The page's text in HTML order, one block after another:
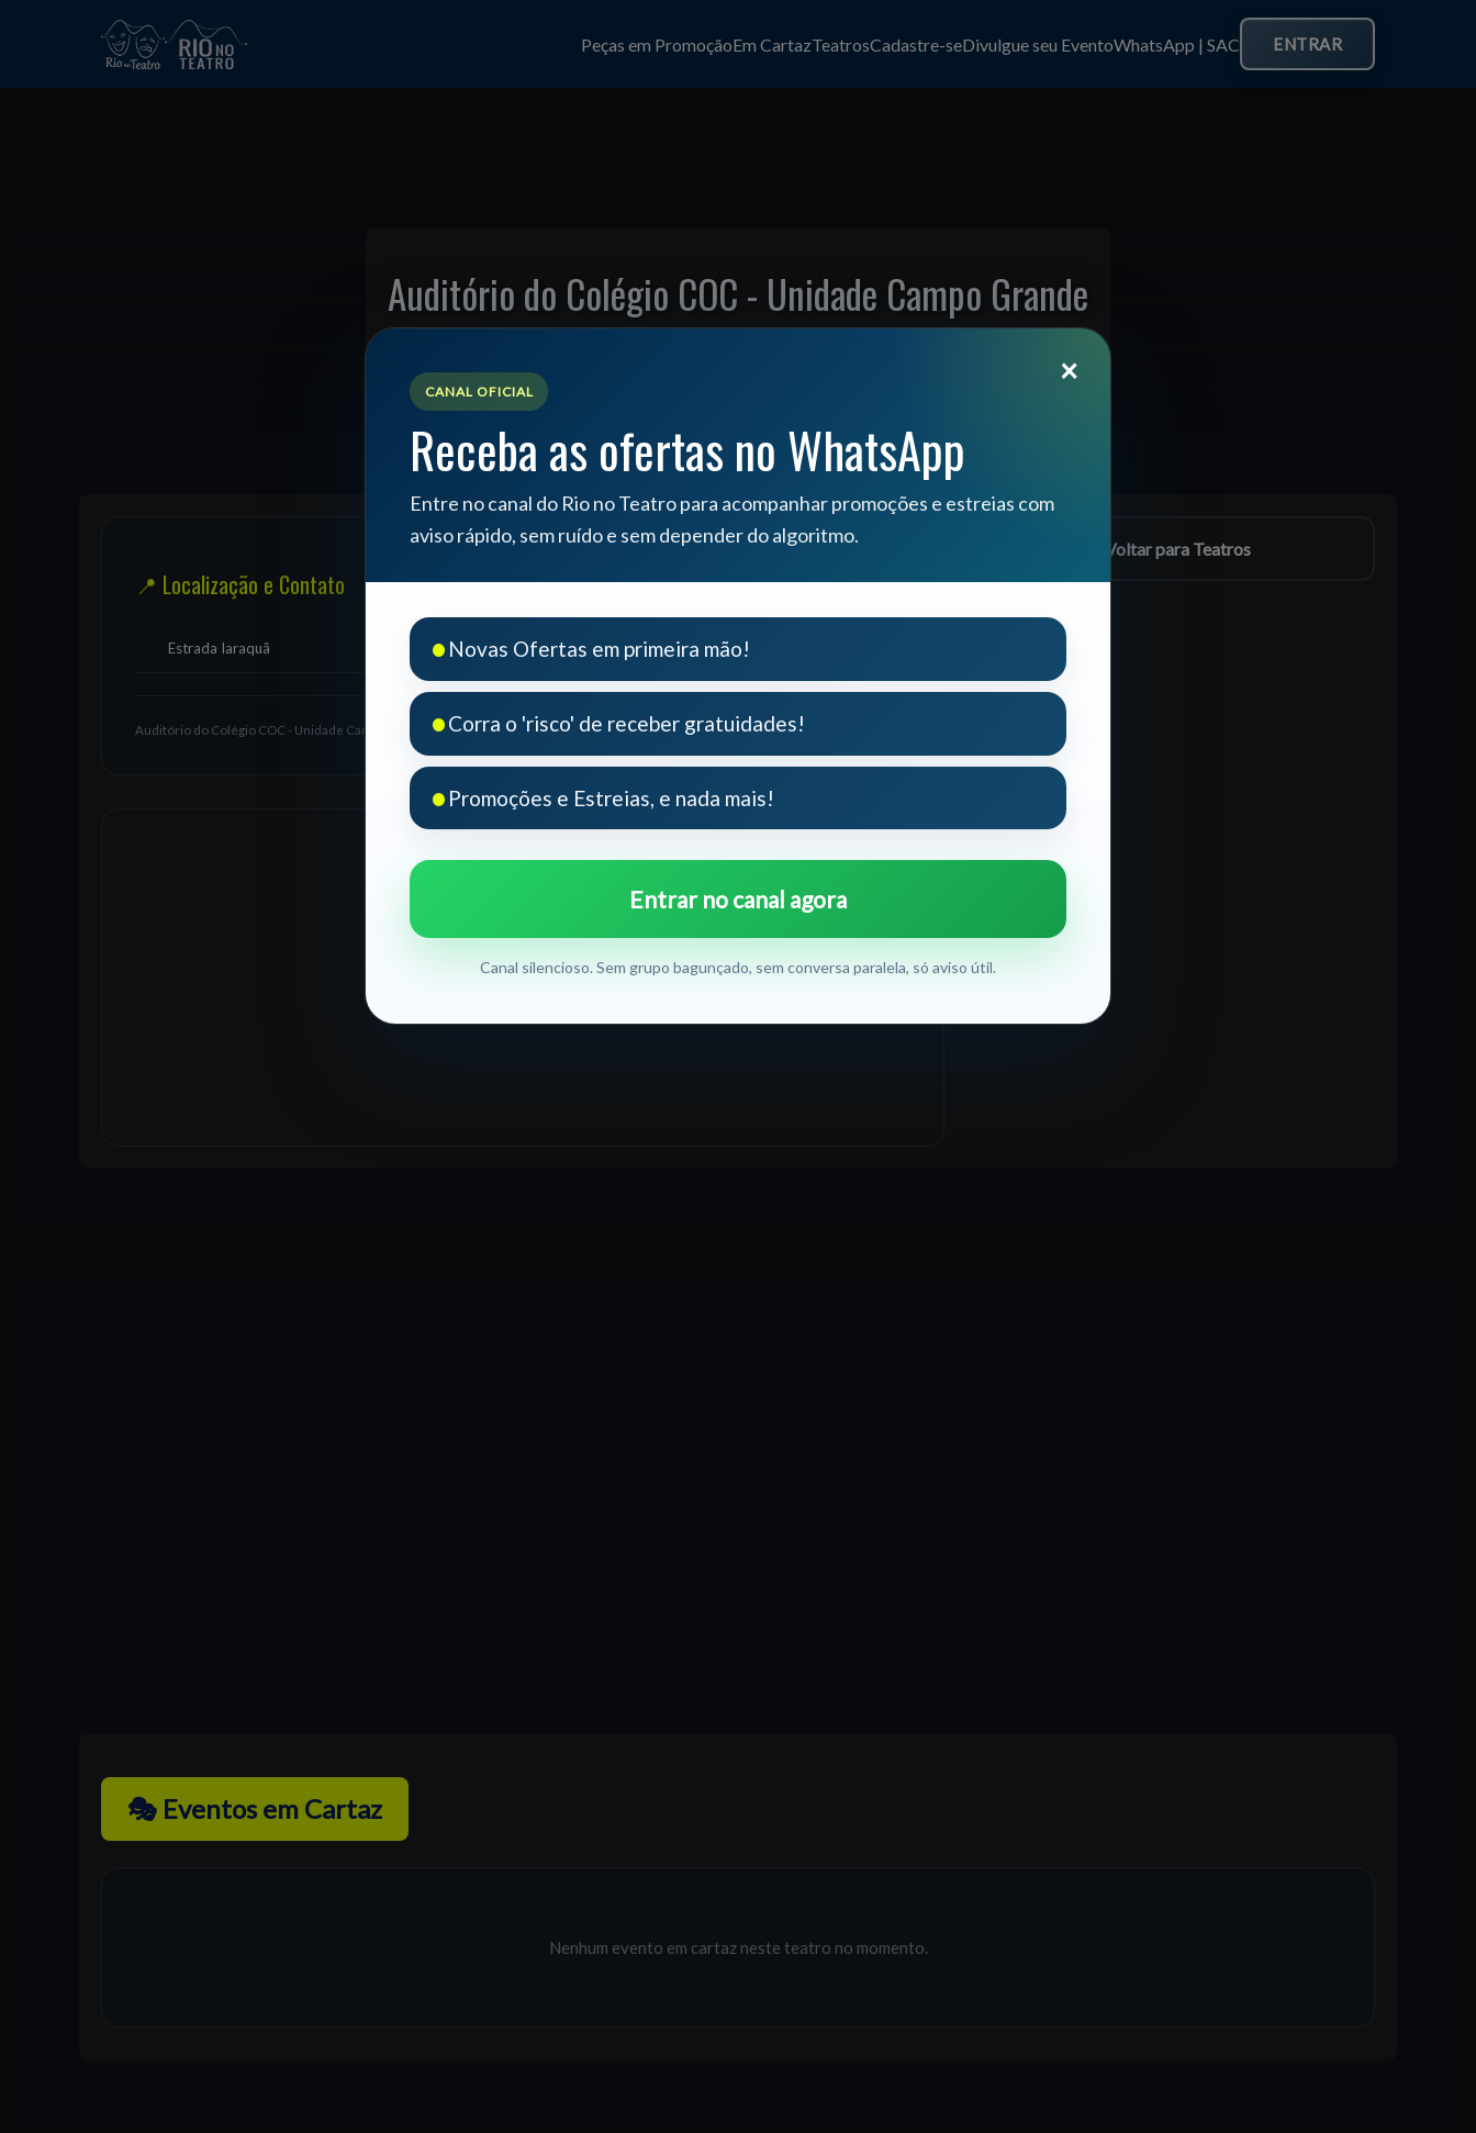
Peças em PromoçãoEm CartazTeatrosCadastre-seDivulgue seu EventoWhatsApp | SAC ENTRAR
Auditório do Colégio COC - Unidade Campo Grande
📍 Localização e Contato
Estrada Iaraquã
Auditório do Colégio COC - Unidade Campo Grande
← Voltar para Teatros
🎭 Eventos em Cartaz
Nenhum evento em cartaz neste teatro no momento.
×
CANAL OFICIAL
Receba as ofertas no WhatsApp
Entre no canal do Rio no Teatro para acompanhar promoções e estreias com
aviso rápido, sem ruído e sem depender do algoritmo.
• Novas Ofertas em primeira mão!
•Corra o 'risco' de receber gratuidades!
• Promoções e Estreias, e nada mais!
Entrar no canal agora
Canal silencioso. Sem grupo bagunçado, sem conversa paralela, só aviso útil.